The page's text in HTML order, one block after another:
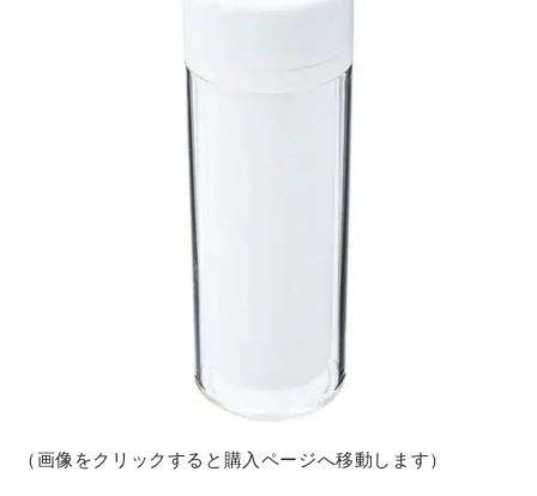
（画像をクリックすると購入ページへ移動します）